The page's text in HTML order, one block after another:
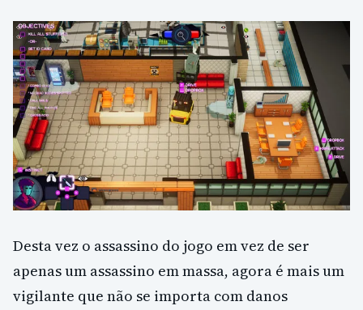
Desta vez o assassino do jogo em vez de ser
apenas um assassino em massa, agora é mais um
vigilante que não se importa com danos